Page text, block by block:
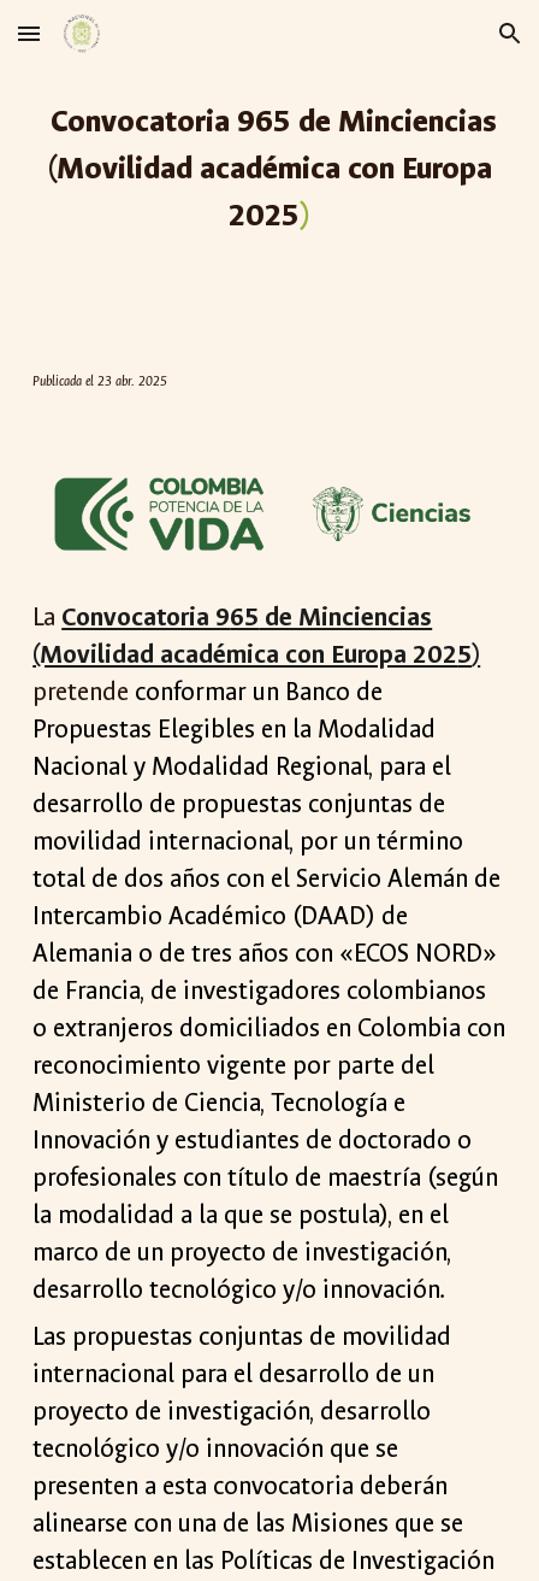
Skip to main content Skip to navigation
Convocatoria 965 de Minciencias
(Movilidad académica con Europa
2025)
Publicada el23 abr. 2025
La Convocatoria 965 de Minciencias
(Movilidad académica con Europa 2025)
pretende conformar un Banco de
Propuestas Elegibles en la Modalidad
Nacional y Modalidad Regional, para el
desarrollo de propuestas conjuntas de
movilidad internacional, por un término
total de dos años con el Servicio Alemán de
Intercambio Académico (DAAD) de
Alemania o de tres años con «ECOS NORD»
de Francia, de investigadores colombianos
o extranjeros domiciliados en Colombia con
reconocimiento vigente por parte del
Ministerio de Ciencia, Tecnología e
Innovación y estudiantes de doctorado o
profesionales con título de maestría (según
la modalidad a la que se postula), en el
marco de un proyecto de investigación,
desarrollo tecnológico y/o innovación.
Las propuestas conjuntas de movilidad
internacional para el desarrollo de un
proyecto de investigación, desarrollo
tecnológico y/o innovación que se
presenten a esta convocatoria deberán
alinearse con una de las Misiones que se
establecen en las Políticas de Investigación